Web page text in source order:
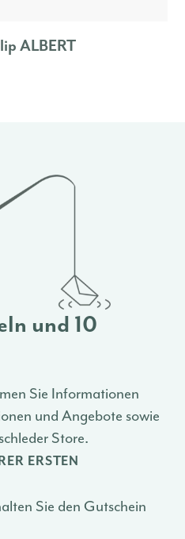
ALBERT
und 10
Sie Informationen
und Angebote sowie
Store.
ERSTEN
Sie den Gutschein